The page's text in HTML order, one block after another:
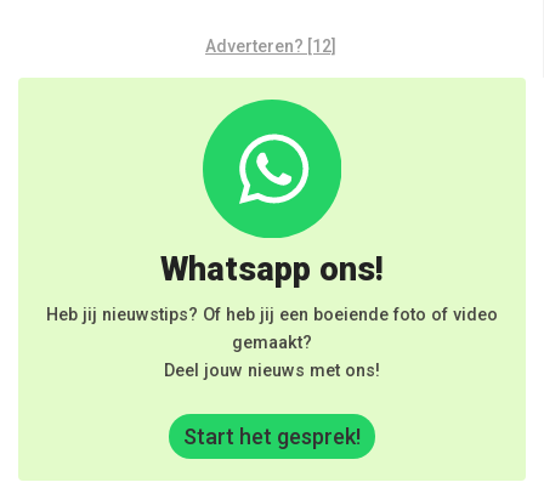
Adverteren? [12]
Whatsapp ons!
Heb jij nieuwstips? Of heb jij een boeiende foto of video
gemaakt?
Deel jouw nieuws met ons!
Start het gesprek!